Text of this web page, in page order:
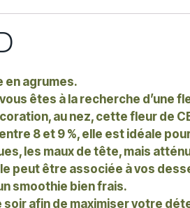
en agrumes.
êtes à la recherche d’une
au nez, cette fleur de
8 et 9 %, elle est idéale
les maux de tête, mais
peut être associée à vos
smoothie bien frais.
afin de maximiser votre